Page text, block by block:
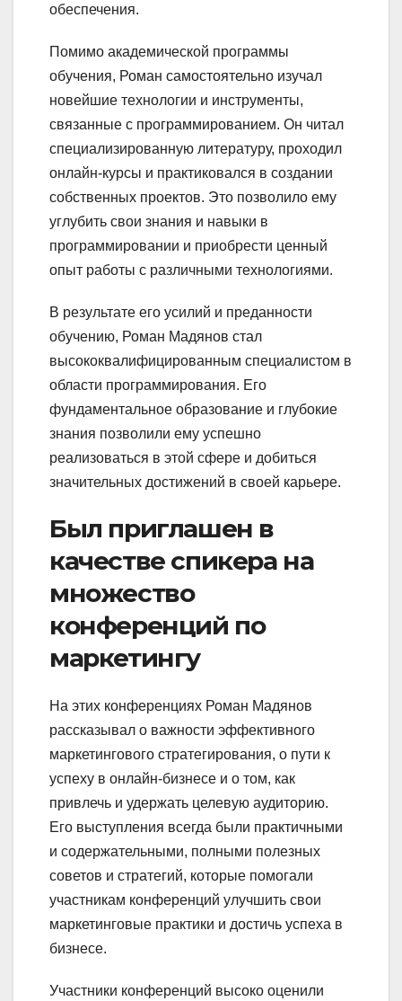
обеспечения.
Помимо академической программы
обучения, Роман самостоятельно изучал
новейшие технологии и инструменты,
связанные с программированием. Он читал
специализированную литературу, проходил
онлайн-курсы и практиковался в создании
собственных проектов. Это позволило ему
углубить свои знания и навыки в
программировании и приобрести ценный
опыт работы с различными технологиями.
В результате его усилий и преданности
обучению, Роман Мадянов стал
высококвалифицированным специалистом в
области программирования. Его
фундаментальное образование и глубокие
знания позволили ему успешно
реализоваться в этой сфере и добиться
значительных достижений в своей карьере.
Был приглашен в
качестве спикера на
множество
конференций по
маркетингу
На этих конференциях Роман Мадянов
рассказывал о важности эффективного
маркетингового стратегирования, о пути к
успеху в онлайн-бизнесе и о том, как
привлечь и удержать целевую аудиторию.
Его выступления всегда были практичными
и содержательными, полными полезных
советов и стратегий, которые помогали
участникам конференций улучшить свои
маркетинговые практики и достичь успеха в
бизнесе.
Участники конференций высоко оценили